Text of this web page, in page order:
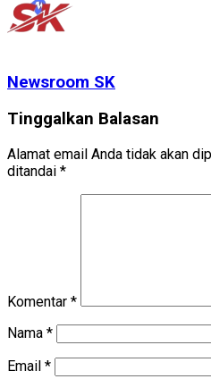
Newsroom SK
Tinggalkan Balasan
Alamat email Anda tidak akan
ditandai *
Komentar *
Nama *
Email *